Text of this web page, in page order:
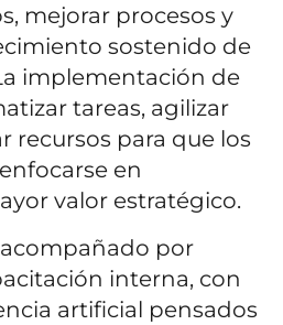
mejorar procesos y
sostenido de
implementación de
tareas, agilizar
recursos para que los
en
valor estratégico.
por
interna, con
artificial pensados